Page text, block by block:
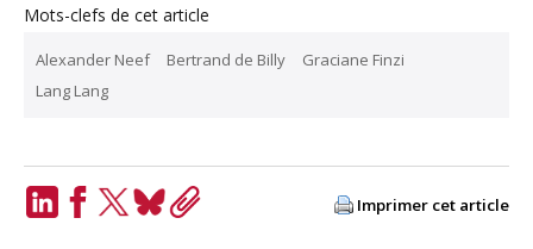
Mots-clefs de cet article
Alexander Neef Bertrand de Billy
Graciane Finzi
Lang Lang
Imprimer cet article